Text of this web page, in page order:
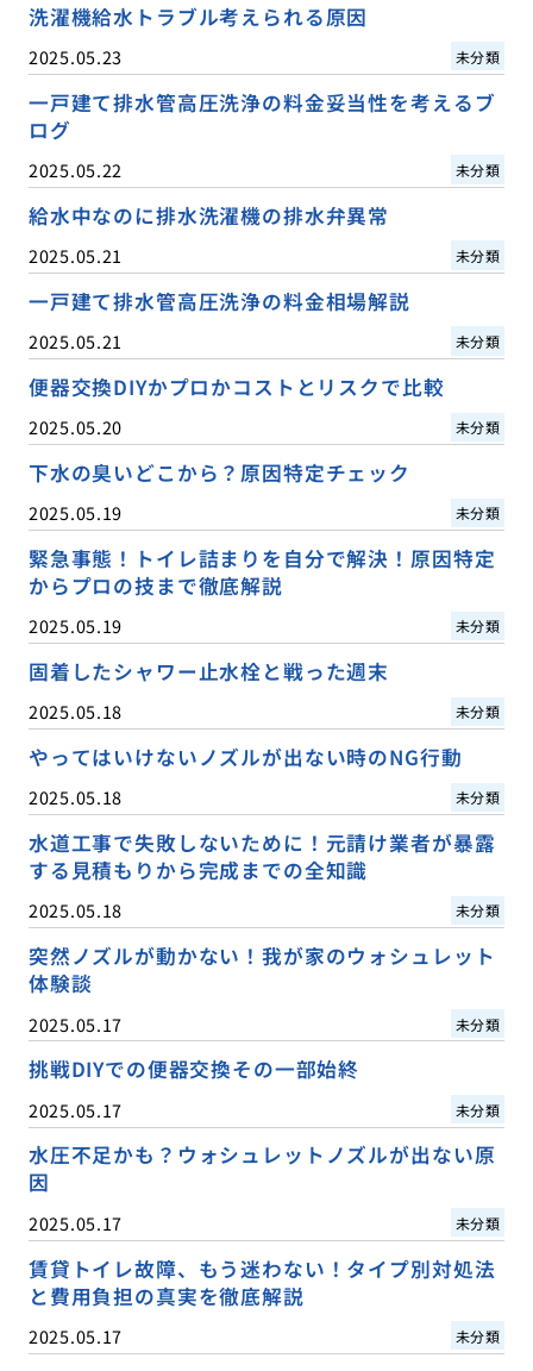
洗濯機給水トラブル考えられる原因
2025.05.23 未分類
一戸建て排水管高圧洗浄の料金妥当性を考えるブ
ログ
2025.05.22 未分類
給水中なのに排水洗濯機の排水弁異常
2025.05.21 未分類
一戸建て排水管高圧洗浄の料金相場解説
2025.05.21 未分類
便器交換DIYかプロかコストとリスクで比較
2025.05.20 未分類
下水の臭いどこから？原因特定チェック
2025.05.19 未分類
緊急事態！トイレ詰まりを自分で解決！原因特定
からプロの技まで徹底解説
2025.05.19 未分類
固着したシャワー止水栓と戦った週末
2025.05.18 未分類
やってはいけないノズルが出ない時のNG行動
2025.05.18 未分類
水道工事で失敗しないために！元請け業者が暴露
する見積もりから完成までの全知識
2025.05.18 未分類
突然ノズルが動かない！我が家のウォシュレット
体験談
2025.05.17 未分類
挑戦DIYでの便器交換その一部始終
2025.05.17 未分類
水圧不足かも？ウォシュレットノズルが出ない原
因
2025.05.17 未分類
賃貸トイレ故障、もう迷わない！タイプ別対処法
と費用負担の真実を徹底解説
2025.05.17 未分類